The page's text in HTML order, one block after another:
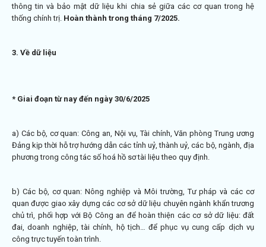
thông tin và bảo mật dữ liệu khi chia sẻ giữa các cơ quan trong hệ
thống chính trị. Hoàn thành trong tháng 7/2025.
3. Về dữ liệu
* Giai đoạn từ nay đến ngày 30/6/2025
a) Các bộ, cơ quan: Công an, Nội vụ, Tài chính, Văn phòng Trung ương
Đảng kịp thời hỗ trợ hướng dẫn các tỉnh uỷ, thành uỷ, các bộ, ngành, địa
phương trong công tác số hoá hồ sơ tài liệu theo quy định.
b) Các bộ, cơ quan: Nông nghiệp và Môi trường, Tư pháp và các cơ
quan được giao xây dựng các cơ sở dữ liệu chuyên ngành khẩn trương
chủ trì, phối hợp với Bộ Công an để hoàn thiện các cơ sở dữ liệu: đất
đai, doanh nghiệp, tài chính, hộ tịch… để phục vụ cung cấp dịch vụ
công trực tuyến toàn trình.